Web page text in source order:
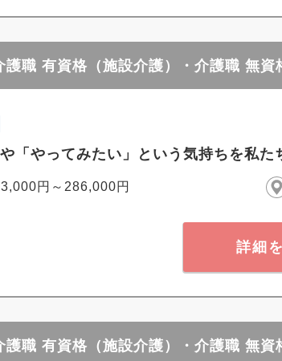
職 有資格（施設介護）・介護職 無資
「やってみたい」という気持ちを私た
円～286,000円
詳細
職 有資格（施設介護）・介護職 無資